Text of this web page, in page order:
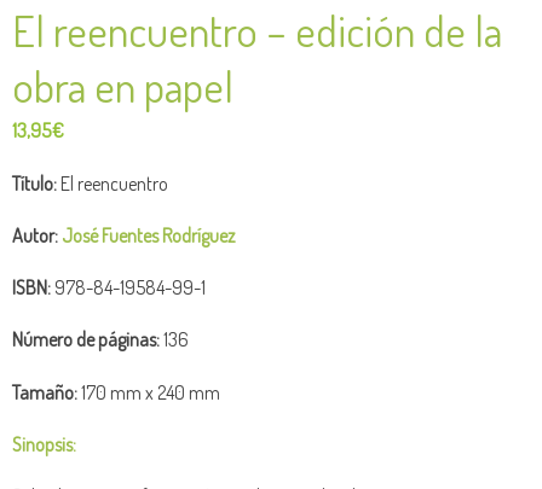
El reencuentro – edición de la
obra en papel
13,95€
Título:El reencuentro
Autor:José Fuentes Rodríguez
ISBN:978-84-19584-99-1
Número depáginas:136
Tamaño:170 mm x 240 mm
Sinopsis: